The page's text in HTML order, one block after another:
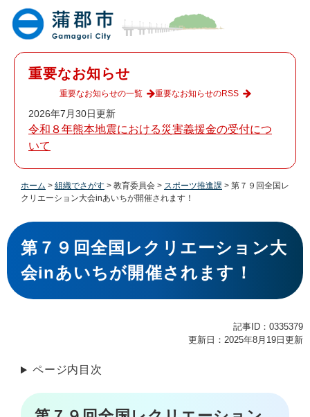
重要なお知らせ
2026年7月30日更新
令和８年熊本地震における災害義援金の受付につ
いて
重要なお知らせの一覧 重要なお知らせのRSS
ホーム > 組織でさがす > 教育委員会 > スポーツ推進課 > 第７９回全国レ
クリエーション大会inあいちが開催されます！
本
文
第７９回全国レクリエーション大
会inあいちが開催されます！
記事ID：0335379
更新日：2025年8月19日更新
ページ内目次